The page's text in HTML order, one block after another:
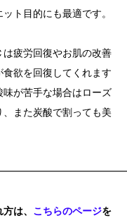
ト目的にも最適です。
疲労回復やお肌の改善
欲を回復してくれます
が苦手な場合はローズ
また炭酸で割っても美
は、 こちらのページを